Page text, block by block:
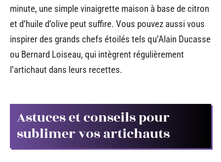
minute, une simple vinaigrette maison à base de citron
et d’huile d’olive peut suffire. Vous pouvez aussi vous
inspirer des grands chefs étoilés tels qu’Alain Ducasse
ou Bernard Loiseau, qui intègrent régulièrement
l’artichaut dans leurs recettes.
Astuces et conseils pour
sublimer vos artichauts